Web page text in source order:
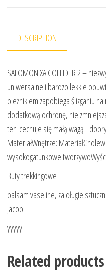
DESCRIPTION
SALOMON XA COLLIDER 2 –
uniwersalne i bardzo lekkie
bieżnikiem zapobiega ślizganiu
dodatkową ochronę, nie
ten cechuje się małą wagą i
MateriałWnętrze:
wysokogatunkowe
Buty trekkingowe
balsam vaseline, za długie
jacob
yyyyy
Related products